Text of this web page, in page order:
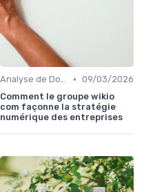
Analyse de Données et Reporting • 09/03/2026
Comment le groupe wikio
com façonne la stratégie
numérique des entreprises